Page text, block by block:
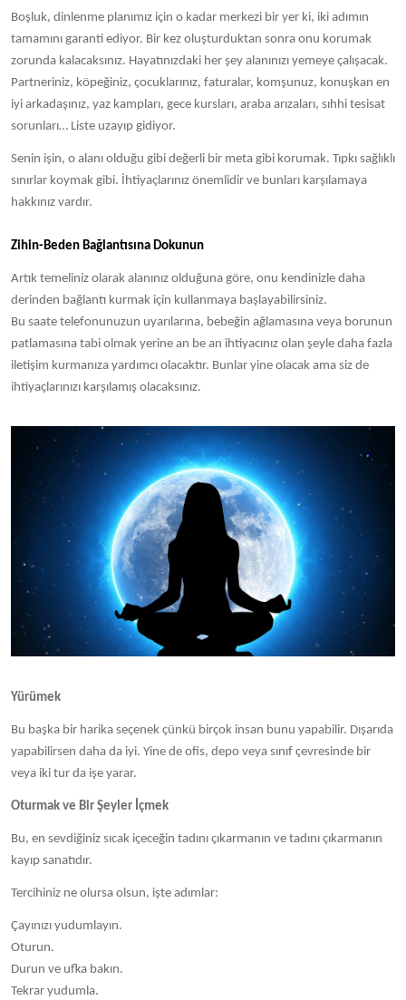
Boşluk, dinlenme planımız için o kadar merkezi bir yer ki, iki adımın
tamamını garanti ediyor. Bir kez oluşturduktan sonra onu korumak
zorunda kalacaksınız. Hayatınızdaki her şey alanınızı yemeye çalışacak.
Partneriniz, köpeğiniz, çocuklarınız, faturalar, komşunuz, konuşkan en
iyi arkadaşınız, yaz kampları, gece kursları, araba arızaları, sıhhi tesisat
sorunları… Liste uzayıp gidiyor.
Senin işin, o alanı olduğu gibi değerli bir meta gibi korumak. Tıpkı sağlıklı
sınırlar koymak gibi. İhtiyaçlarınız önemlidir ve bunları karşılamaya
hakkınız vardır.
Zihin-Beden Bağlantısına Dokunun
Artık temeliniz olarak alanınız olduğuna göre, onu kendinizle daha
derinden bağlantı kurmak için kullanmaya başlayabilirsiniz.
Bu saate telefonunuzun uyarılarına, bebeğin ağlamasına veya borunun
patlamasına tabi olmak yerine an be an ihtiyacınız olan şeyle daha fazla
iletişim kurmanıza yardımcı olacaktır. Bunlar yine olacak ama siz de
ihtiyaçlarınızı karşılamış olacaksınız.
Yürümek
Bu başka bir harika seçenek çünkü birçok insan bunu yapabilir. Dışarıda
yapabilirsen daha da iyi. Yine de ofis, depo veya sınıf çevresinde bir
veya iki tur da işe yarar.
Oturmak ve Bir Şeyler İçmek
Bu, en sevdiğiniz sıcak içeceğin tadını çıkarmanın ve tadını çıkarmanın
kayıp sanatıdır.
Tercihiniz ne olursa olsun, işte adımlar:
Çayınızı yudumlayın.
Oturun.
Durun ve ufka bakın.
Tekrar yudumla.